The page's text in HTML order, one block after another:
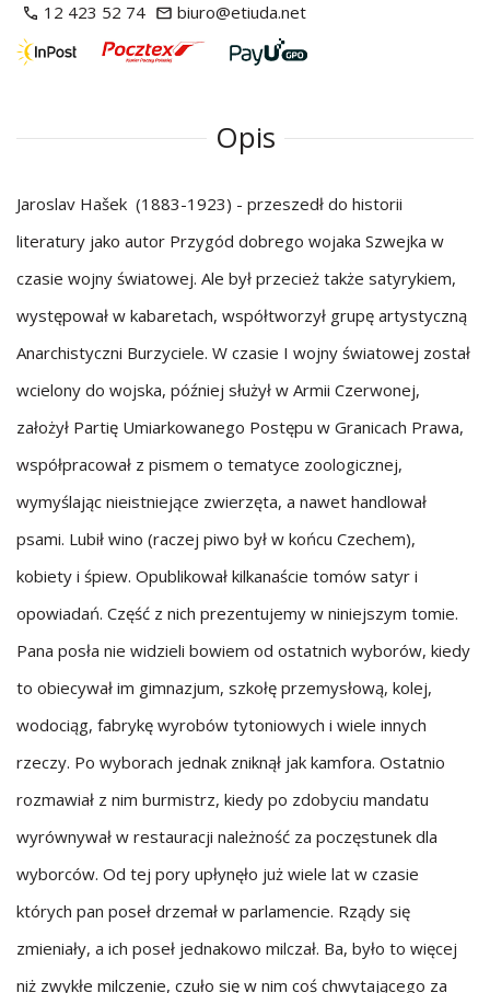
12 423 52 74 biuro@etiuda.net
Opis
Jaroslav Hašek (1883-1923) - przeszedł do historii
literatury jako autor Przygód dobrego wojaka Szwejka w
czasie wojny światowej. Ale był przecież także satyrykiem,
występował w kabaretach, współtworzył grupę artystyczną
Anarchistyczni Burzyciele. W czasie I wojny światowej został
wcielony do wojska, później służył w Armii Czerwonej,
założył Partię Umiarkowanego Postępu w Granicach Prawa,
współpracował z pismem o tematyce zoologicznej,
wymyślając nieistniejące zwierzęta, a nawet handlował
psami. Lubił wino (raczej piwo był w końcu Czechem),
kobiety i śpiew. Opublikował kilkanaście tomów satyr i
opowiadań. Część z nich prezentujemy w niniejszym tomie.
Pana posła nie widzieli bowiem od ostatnich wyborów, kiedy
to obiecywał im gimnazjum, szkołę przemysłową, kolej,
wodociąg, fabrykę wyrobów tytoniowych i wiele innych
rzeczy. Po wyborach jednak zniknął jak kamfora. Ostatnio
rozmawiał z nim burmistrz, kiedy po zdobyciu mandatu
wyrównywał w restauracji należność za poczęstunek dla
wyborców. Od tej pory upłynęło już wiele lat w czasie
których pan poseł drzemał w parlamencie. Rządy się
zmieniały, a ich poseł jednakowo milczał. Ba, było to więcej
niż zwykłe milczenie, czuło się w nim coś chwytającego za